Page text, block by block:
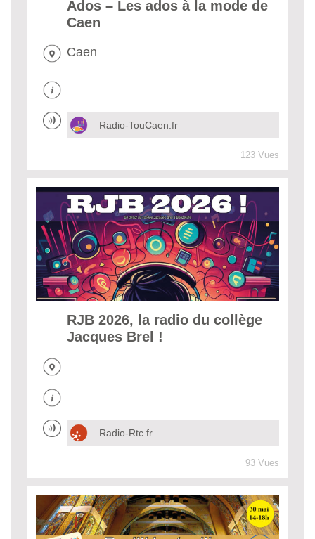
Ados – Les ados à la mode de
Caen
Caen
Radio-TouCaen.fr
123 Vues
RJB 2026, la radio du collège
Jacques Brel !
Radio-Rtc.fr
93 Vues